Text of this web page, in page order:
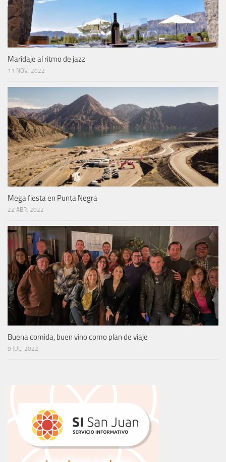
Maridaje al ritmo de jazz
11 NOV, 2022
Mega fiesta en Punta Negra
22 ABR, 2022
Buena comida, buen vino como plan de viaje
9 JUL, 2022